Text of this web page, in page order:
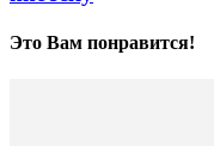
Это Вам понравится!